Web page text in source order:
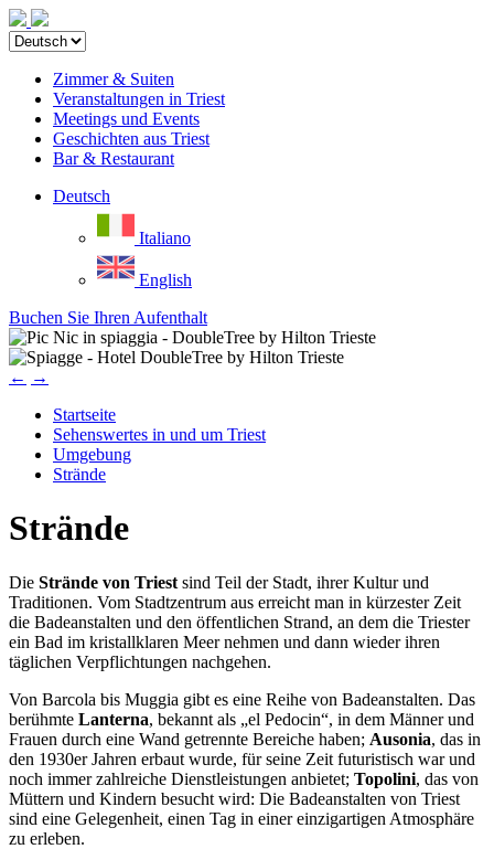
Zimmer & Suiten
Veranstaltungen in Triest
Meetings und Events
Geschichten aus Triest
Bar & Restaurant
Deutsch
Italiano
English
Buchen Sie Ihren Aufenthalt
← →
Startseite
Sehenswertes in und um Triest
Umgebung
Strände
Strände
Die Strände von Triest sind Teil der Stadt, ihrer Kultur und
Traditionen. Vom Stadtzentrum aus erreicht man in kürzester Zeit
die Badeanstalten und den öffentlichen Strand, an dem die Triester
ein Bad im kristallklaren Meer nehmen und dann wieder ihren
täglichen Verpflichtungen nachgehen.
Von Barcola bis Muggia gibt es eine Reihe von Badeanstalten. Das
berühmte Lanterna, bekannt als „el Pedocin“, in dem Männer und
Frauen durch eine Wand getrennte Bereiche haben; Ausonia, das in
den 1930er Jahren erbaut wurde, für seine Zeit futuristisch war und
noch immer zahlreiche Dienstleistungen anbietet; Topolini, das von
Müttern und Kindern besucht wird: Die Badeanstalten von Triest
sind eine Gelegenheit, einen Tag in einer einzigartigen Atmosphäre
zu erleben.